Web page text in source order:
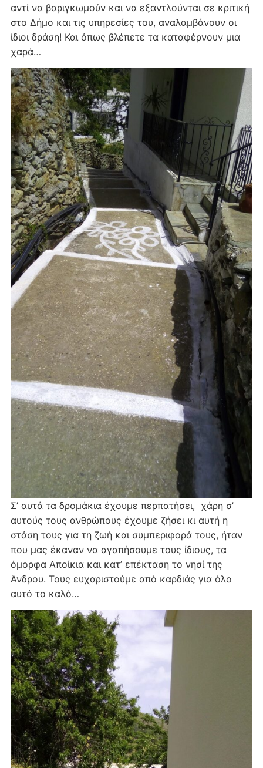
αντί να βαριγκωμούν και να εξαντλούνται σε κριτική
στο Δήμο και τις υπηρεσίες του, αναλαμβάνουν οι
ίδιοι δράση! Και όπως βλέπετε τα καταφέρνουν μια
χαρά…
Σ’ αυτά τα δρομάκια έχουμε περπατήσει, χάρη σ’
αυτούς τους ανθρώπους έχουμε ζήσει κι αυτή η
στάση τους για τη ζωή και συμπεριφορά τους, ήταν
που μας έκαναν να αγαπήσουμε τους ίδιους, τα
όμορφα Αποίκια και κατ’ επέκταση το νησί της
Άνδρου. Τους ευχαριστούμε από καρδιάς για όλο
αυτό το καλό…